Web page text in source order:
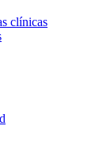
clínicas